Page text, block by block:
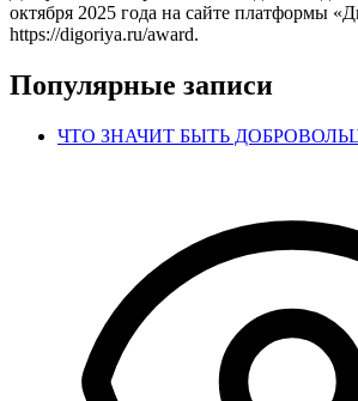
октября 2025 года на сайте платформы
https://digoriya.ru/award.
Популярные записи
ЧТО ЗНАЧИТ БЫТЬ